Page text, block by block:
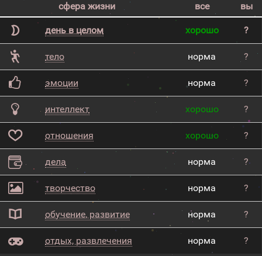
сфера жизни все вы
день в целом хорошо ?
тело норма ?
эмоции норма ?
интеллект хорошо ?
отношения хорошо ?
дела норма ?
творчество норма ?
обучение, развитие норма ?
отдых, развлечения норма ?